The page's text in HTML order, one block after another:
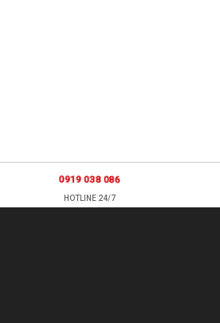
0919 038 086
HOTLINE 24/7